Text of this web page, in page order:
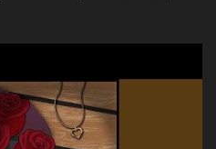
Brazo Armad0 Con mi Glock
allá por TJ para un licenciado
Choritas también Música
traigo un M2 que nunca me ha